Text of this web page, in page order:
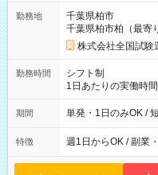
例】 ・河合塾模擬試
×8時間＝日収10,400
円の場合あり ・国
円（役割手当＋100円
間】試用期間なし
勤務地
千葉県柏市
千葉県柏市柏（最寄
株式会社全国試験
勤務時間
シフト制
1日あたりの実働時
間は 試験により異
期間 単発・1日のみOK /
特徴 週1日からOK / 副業